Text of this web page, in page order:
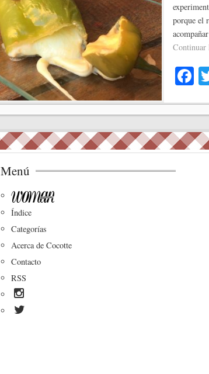
porque el
Continuar
Menú
Índice
Categorías
Acerca de Cocotte
Contacto
RSS